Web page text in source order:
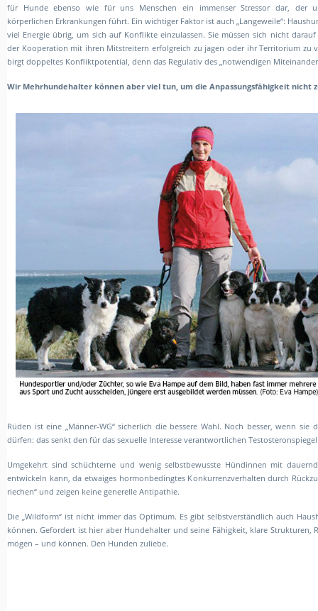
für Hunde ebenso wie für uns Menschen ein immenser Stressor dar, der
körperlichen Erkrankungen führt. Ein wichtiger Faktor ist auch „Langeweile“:
viel Energie übrig, um sich auf Konflikte einzulassen. Sie müssen sich nicht
der Kooperation mit ihren Mitstreitern erfolgreich zu jagen oder ihr Territorium zu
birgt doppeltes Konfliktpotential, denn das Regulativ des „notwendigen
Wir Mehrhundehalter können aber viel tun, um die Anpassungsfähigkeit nicht
Rüden ist eine „Männer-WG“ sicherlich die bessere Wahl. Noch besser, wenn
dürfen: das senkt den für das sexuelle Interesse verantwortlichen
Umgekehrt sind schüchterne und wenig selbstbewusste Hündinnen mit
entwickeln kann, da etwaiges hormonbedingtes Konkurrenzverhalten durch
riechen“ und zeigen keine generelle Antipathie.
Die „Wildform“ ist nicht immer das Optimum. Es gibt selbstverständlich auch
können. Gefordert ist hier aber Hundehalter und seine Fähigkeit, klare Strukturen,
mögen – und können. Den Hunden zuliebe.